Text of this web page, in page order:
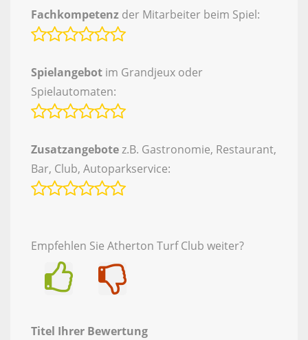
Fachkompetenz der Mitarbeiter beim Spiel:
Spielangebot im Grandjeux oder
Spielautomaten:
Zusatzangebotez.B. Gastronomie, Restaurant,
Bar, Club, Autoparkservice:
Empfehlen Sie Atherton Turf Club weiter?
Titel Ihrer Bewertung